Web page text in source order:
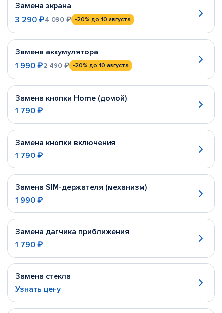
Замена экрана
3 290 ₽4 090 ₽ -20% до 10 августа
Замена аккумулятора
1 990 ₽2 490 ₽ -20% до 10 августа
Замена кнопки Home (домой)
1 790 ₽
Замена кнопки включения
1 790 ₽
Замена SIM-держателя (механизм)
1 990 ₽
Замена датчика приближения
1 790 ₽
Замена стекла
Узнать цену